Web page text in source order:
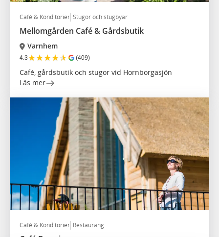
Café & Konditorier Stugor och stugbyar
Mellomgården Café & Gårdsbutik
Varnhem
4.3★★★★★ (409)
Café, gårdsbutik och stugor vid Hornborgasjön
Läs mer
Café & Konditorier Restaurang